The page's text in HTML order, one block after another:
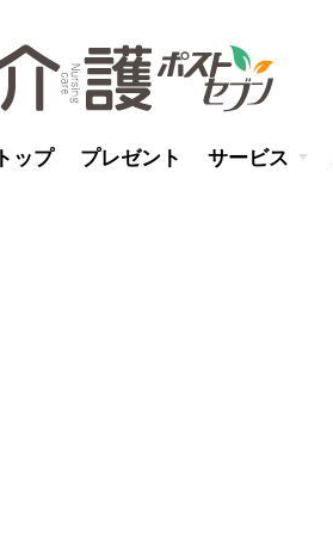
トップ プレゼント サービス